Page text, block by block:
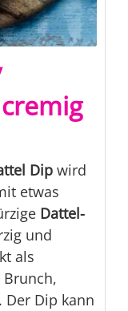
Dip wird
etwas
Dattel-
und
als
Der Dip kann